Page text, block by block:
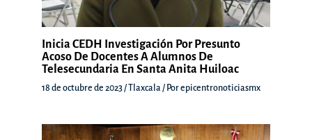
Inicia CEDH Investigación Por Presunto
Acoso De Docentes A Alumnos De
Telesecundaria En Santa Anita Huiloac
18 de octubre de 2023/ Tlaxcala / Porepicentronoticiasmx